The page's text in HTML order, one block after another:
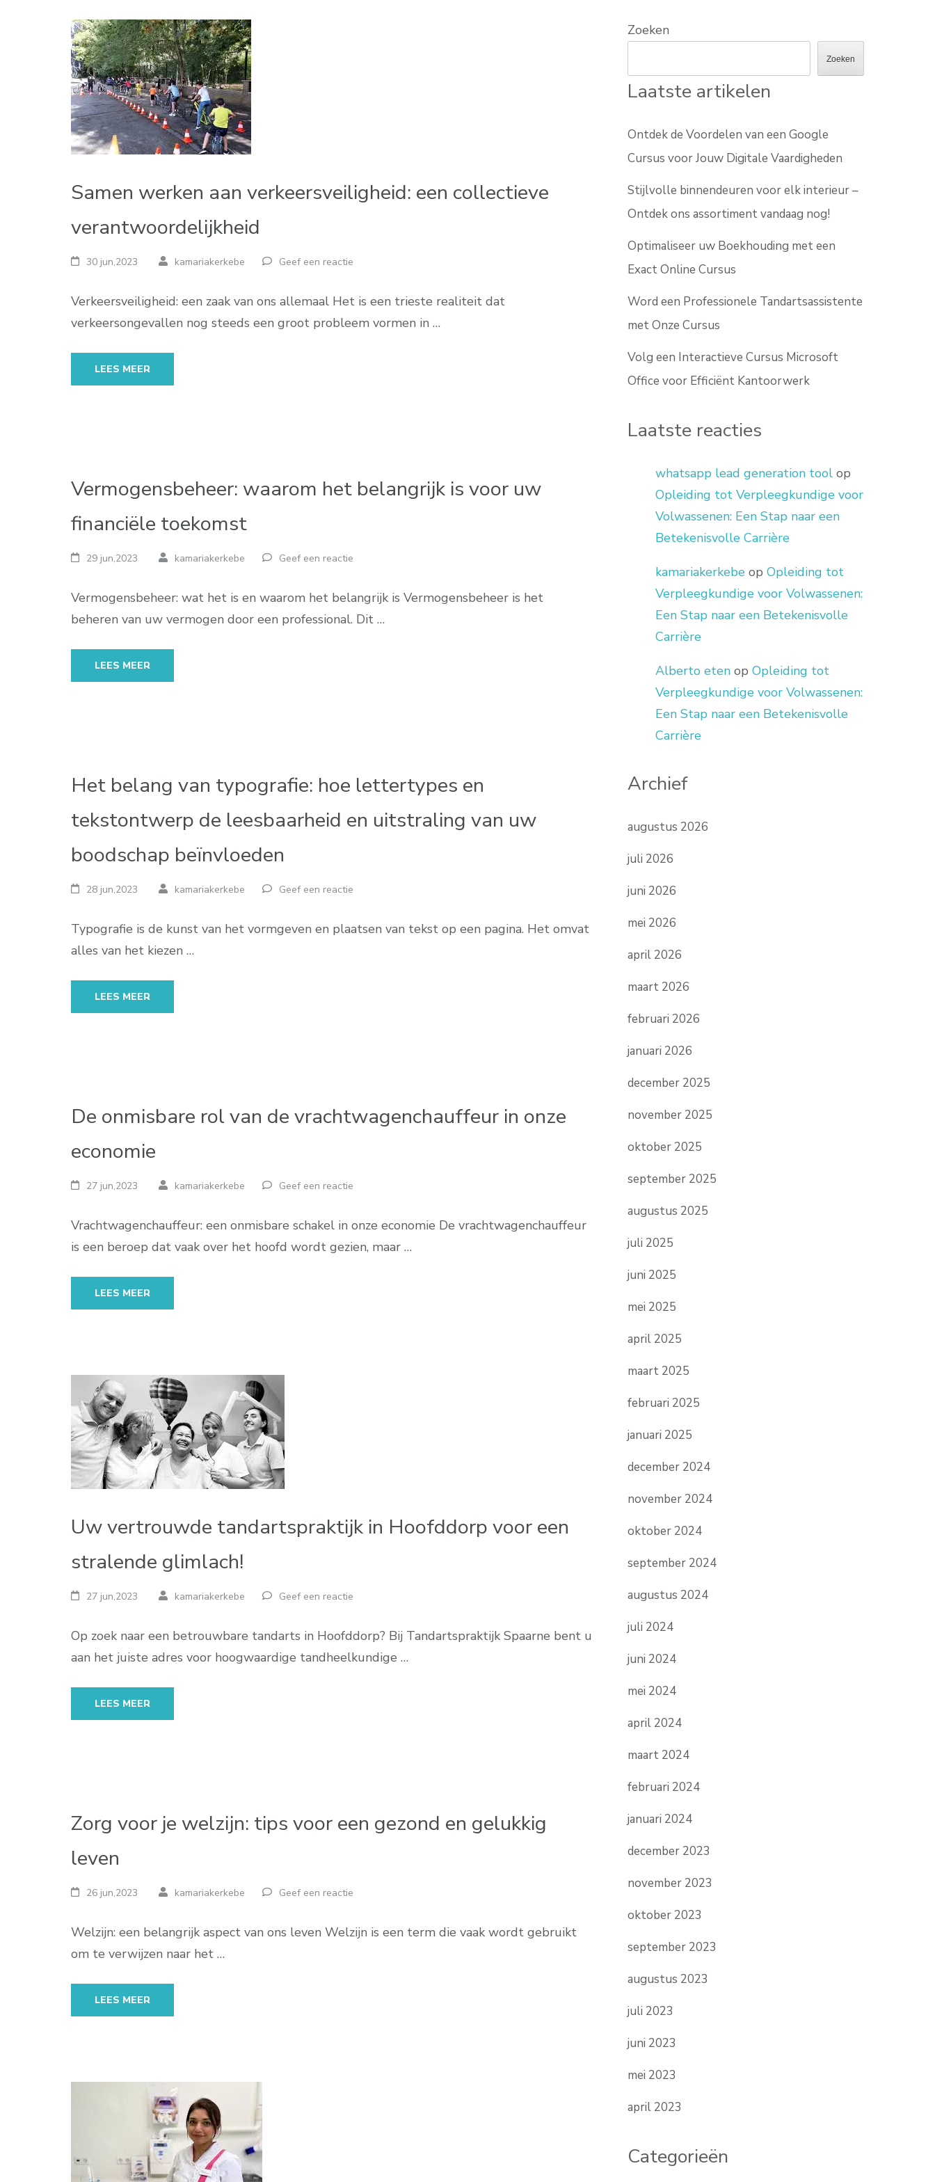
Samen werken aan verkeersveiligheid: een collectieve
verantwoordelijkheid
30 jun,2023 kamariakerkebe Geef een reactie
Verkeersveiligheid: een zaak van ons allemaal Het is een trieste realiteit dat
verkeersongevallen nog steeds een groot probleem vormen in …
LEES MEER
Vermogensbeheer: waarom het belangrijk is voor uw
financiële toekomst
29 jun,2023 kamariakerkebe Geef een reactie
Vermogensbeheer: wat het is en waarom het belangrijk is Vermogensbeheer is het
beheren van uw vermogen door een professional. Dit …
LEES MEER
Het belang van typografie: hoe lettertypes en
tekstontwerp de leesbaarheid en uitstraling van uw
boodschap beïnvloeden
28 jun,2023 kamariakerkebe Geef een reactie
Typografie is de kunst van het vormgeven en plaatsen van tekst op een pagina. Het omvat
alles van het kiezen …
LEES MEER
De onmisbare rol van de vrachtwagenchauffeur in onze
economie
27 jun,2023 kamariakerkebe Geef een reactie
Vrachtwagenchauffeur: een onmisbare schakel in onze economie De vrachtwagenchauffeur
is een beroep dat vaak over het hoofd wordt gezien, maar …
LEES MEER
Uw vertrouwde tandartspraktijk in Hoofddorp voor een
stralende glimlach!
27 jun,2023 kamariakerkebe Geef een reactie
Op zoek naar een betrouwbare tandarts in Hoofddorp? Bij Tandartspraktijk Spaarne bent u
aan het juiste adres voor hoogwaardige tandheelkundige …
LEES MEER
Zorg voor je welzijn: tips voor een gezond en gelukkig
leven
26 jun,2023 kamariakerkebe Geef een reactie
Welzijn: een belangrijk aspect van ons leven Welzijn is een term die vaak wordt gebruikt
om te verwijzen naar het …
LEES MEER
Zoeken
Zoeken
Laatste artikelen
Ontdek de Voordelen van een Google
Cursus voor Jouw Digitale Vaardigheden
Stijlvolle binnendeuren voor elk interieur –
Ontdek ons assortiment vandaag nog!
Optimaliseer uw Boekhouding met een
Exact Online Cursus
Word een Professionele Tandartsassistente
met Onze Cursus
Volg een Interactieve Cursus Microsoft
Office voor Efficiënt Kantoorwerk
Laatste reacties
whatsapp lead generation tool op
Opleiding tot Verpleegkundige voor
Volwassenen: Een Stap naar een
Betekenisvolle Carrière
kamariakerkebe opOpleiding tot
Verpleegkundige voor Volwassenen:
Een Stap naar een Betekenisvolle
Carrière
Alberto eten opOpleiding tot
Verpleegkundige voor Volwassenen:
Een Stap naar een Betekenisvolle
Carrière
Archief
augustus 2026
juli 2026
juni 2026
mei 2026
april 2026
maart 2026
februari 2026
januari 2026
december 2025
november 2025
oktober 2025
september 2025
augustus 2025
juli 2025
juni 2025
mei 2025
april 2025
maart 2025
februari 2025
januari 2025
december 2024
november 2024
oktober 2024
september 2024
augustus 2024
juli 2024
juni 2024
mei 2024
april 2024
maart 2024
februari 2024
januari 2024
december 2023
november 2023
oktober 2023
september 2023
augustus 2023
juli 2023
juni 2023
mei 2023
april 2023
Categorieën